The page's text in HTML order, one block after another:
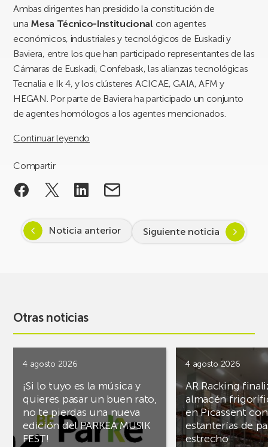
Ambas dirigentes han presidido la constitución de
una Mesa Técnico-Institucional con agentes
económicos, industriales y tecnológicos de Euskadi y
Baviera, entre los que han participado representantes de las
Cámaras de Euskadi, Confebask, las alianzas tecnológicas
Tecnalia e Ik 4, y los clústeres ACICAE, GAIA, AFM y
HEGAN. Por parte de Baviera ha participado un conjunto
de agentes homólogos a los agentes mencionados.
Continuar leyendo
Compartir
Noticia anterior Siguiente noticia
Otras noticias
4 agosto 2026
¡Si lo tuyo es la música y
quieres pasar un buen rato,
no te pierdas una nueva
edición del PARKEA MUSIK
FEST!
4 agosto 2026
AR Racking
almacén
en Picassent con
estanterías de
estrecho